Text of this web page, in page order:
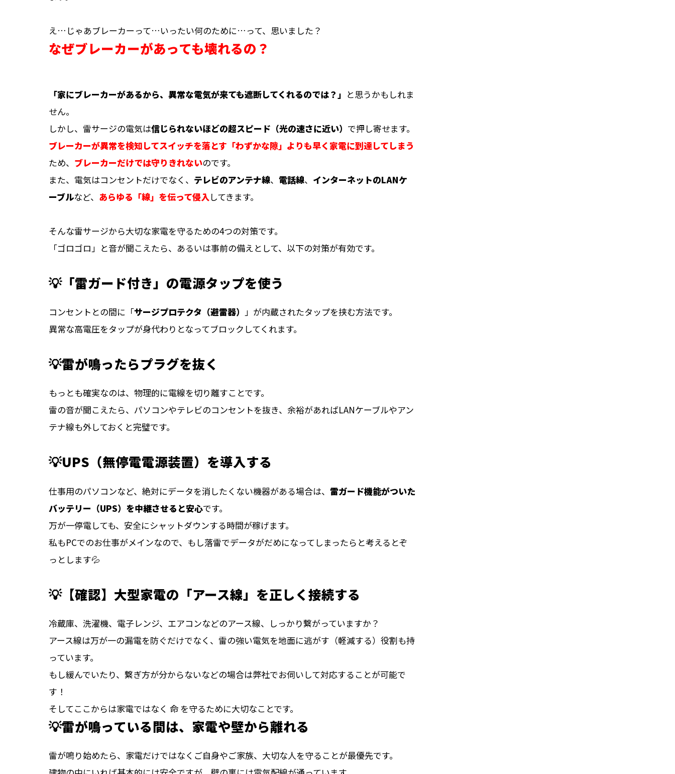
え…じゃあブレーカーって…いったい何のために…って、思いました？
なぜブレーカーがあっても壊れるの？
「家にブレーカーがあるから、異常な電気が来ても遮断してくれるのでは？」 と思うかもしれま
せん。
しかし、雷サージの電気は信じられないほどの超スピード（光の速さに近い） で押し寄せます。
ブレーカーが異常を検知してスイッチを落とす「わずかな隙」よりも早く家電に到達してしまう
ため、 ブレーカーだけでは守りきれないのです。
また、電気はコンセントだけでなく、 テレビのアンテナ線、 電話線、 インターネットのLANケ
ーブルなど、 あらゆる「線」を伝って侵入してきます。
そんな雷サージから大切な家電を守るための4つの対策です。
「ゴロゴロ」と音が聞こえたら、あるいは事前の備えとして、以下の対策が有効です。
💡「雷ガード付き」の電源タップを使う
コンセントとの間に「サージプロテクタ（避雷器） 」が内蔵されたタップを挟む方法です。
異常な高電圧をタップが身代わりとなってブロックしてくれます。
💡雷が鳴ったらプラグを抜く
もっとも確実なのは、物理的に電線を切り離すことです。
雷の音が聞こえたら、パソコンやテレビのコンセントを抜き、余裕があればLANケーブルやアン
テナ線も外しておくと完璧です。
💡UPS（無停電電源装置）を導入する
仕事用のパソコンなど、絶対にデータを消したくない機器がある場合は、 雷ガード機能がついた
バッテリー（UPS）を中継させると安心です。
万が一停電しても、安全にシャットダウンする時間が稼げます。
私もPCでのお仕事がメインなので、もし落雷でデータがだめになってしまったらと考えるとぞ
っとします💦
💡【確認】大型家電の「アース線」を正しく接続する
冷蔵庫、洗濯機、電子レンジ、エアコンなどのアース線、しっかり繋がっていますか？
アース線は万が一の漏電を防ぐだけでなく、雷の強い電気を地面に逃がす（軽減する）役割も持
っています。
もし緩んでいたり、繋ぎ方が分からないなどの場合は弊社でお伺いして対応することが可能で
す！
そしてここからは家電ではなく 命 を守るために大切なことです。
💡雷が鳴っている間は、家電や壁から離れる
雷が鳴り始めたら、家電だけではなくご自身やご家族、大切な人を守ることが最優先です。